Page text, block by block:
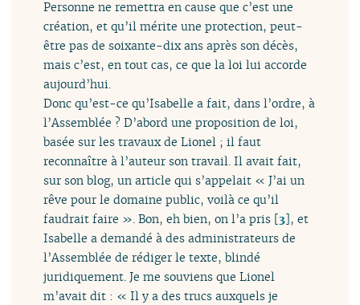
Personne ne remettra en cause que c’est une
création, et qu’il mérite une protection, peut-
être pas de soixante-dix ans après son décès,
mais c’est, en tout cas, ce que la loi lui accorde
aujourd’hui.
Donc qu’est-ce qu’Isabelle a fait, dans l’ordre, à
l’Assemblée ? D’abord une proposition de loi,
basée sur les travaux de Lionel ; il faut
reconnaître à l’auteur son travail. Il avait fait,
sur son blog, un article qui s’appelait « J’ai un
rêve pour le domaine public, voilà ce qu’il
faudrait faire ». Bon, eh bien, on l’a pris [3], et
Isabelle a demandé à des administrateurs de
l’Assemblée de rédiger le texte, blindé
juridiquement. Je me souviens que Lionel
m’avait dit : « Il y a des trucs auxquels je